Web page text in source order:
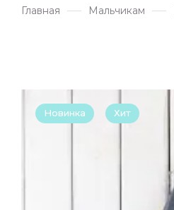
Главная Мальчикам
Новинка Хит